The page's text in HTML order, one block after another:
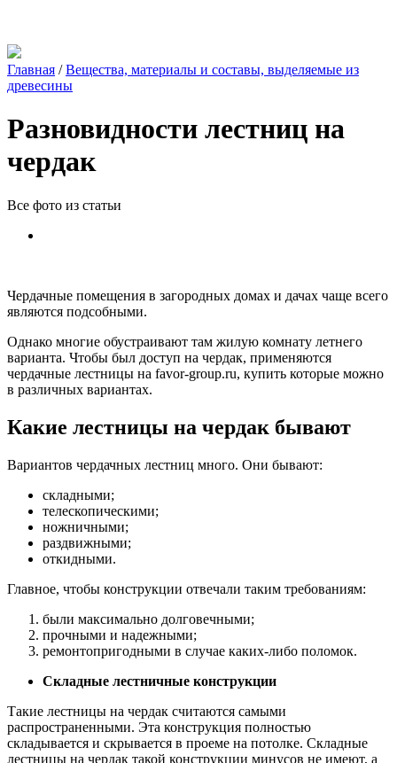
Главная /Вещества, материалы и составы, выделяемые из
древесины
Разновидности лестниц на
чердак
Все фото из статьи
Чердачные помещения в загородных домах и дачах чаще всего
являются подсобными.
Однако многие обустраивают там жилую комнату летнего
варианта. Чтобы был доступ на чердак, применяются
чердачные лестницы на favor-group.ru, купить которые можно
в различных вариантах.
Какие лестницы на чердак бывают
Вариантов чердачных лестниц много. Они бывают:
складными;
телескопическими;
ножничными;
раздвижными;
откидными.
Главное, чтобы конструкции отвечали таким требованиям:
были максимально долговечными;
прочными и надежными;
ремонтопригодными в случае каких-либо поломок.
Складные лестничные конструкции
Такие лестницы на чердак считаются самыми
распространенными. Эта конструкция полностью
складывается и скрывается в проеме на потолке. Складные
лестницы на чердак такой конструкции минусов не имеют, а